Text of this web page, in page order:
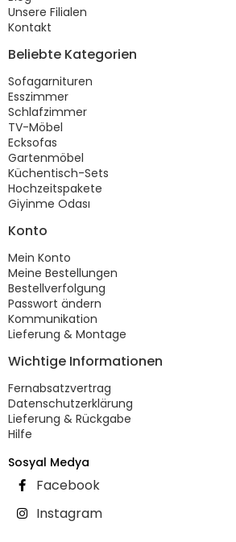
Unsere Filialen
Kontakt
Beliebte Kategorien
Sofagarnituren
Esszimmer
Schlafzimmer
TV-Möbel
Ecksofas
Gartenmöbel
Küchentisch-Sets
Hochzeitspakete
Giyinme Odası
Konto
Mein Konto
Meine Bestellungen
Bestellverfolgung
Passwort ändern
Kommunikation
Lieferung & Montage
Wichtige Informationen
Fernabsatzvertrag
Datenschutzerklärung
Lieferung & Rückgabe
Hilfe
Sosyal Medya
Facebook
Instagram